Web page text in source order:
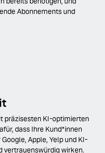
Abonnements und
präzisesten KI-optimierten
dass Ihre Kund*innen
Apple, Yelp und KI-
vertrauenswürdig wirken.